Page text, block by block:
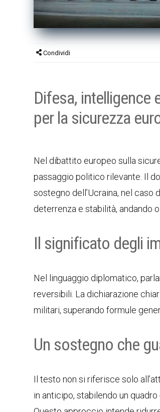
Condividi
Difesa, intelligence
per la sicurezza
Nel dibattito europeo sulla
passaggio politico rilevante. Il
sostegno dell’Ucraina, nel caso
deterrenza e stabilità, andando
Il significato degli
Nel linguaggio diplomatico,
reversibili. La dichiarazione
militari, superando formule
Un sostegno che
Il testo non si riferisce solo
in anticipo, stabilendo un